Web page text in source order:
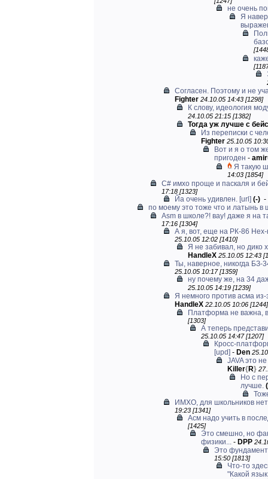
не очень
Я
Согласен. Поэтому и не
Fighter 24.10.05 14:43 [1298]
К слову, идеология
24.10.05 21:15 [1382]
Тогда уж лучше с
Из переписки с
Fighter 25.10.05
Вот и я о том
пригоден -
Я такую
14:03 [1854]
C# имхо проще и паскаля и
17:18 [1323]
Йа очень удивлен. [url] (-) -
по моему это тоже что и латынь в
Asm в школе?! вау! даже я на
17:16 [1304]
А я, вот, еще на РК-86
25.10.05 12:02 [1410]
Я не забивал, но дико
HandleX 25.10.05 12:43
Ты, наверное, никогда БЗ-
25.10.05 10:17 [1359]
ну почему же, на 34
25.10.05 14:19 [1239]
Я немного против асма из-
HandleX 22.10.05 10:06 [1244]
Платформа не важна,
[1303]
А теперь
25.10.05 14:47 [1207]
Кросс-
[upd] - Den
JAVA это
Killer{R}
Но с
лучше.
ИМХО, для школьников
19:23 [1341]
Асм надо учить в
[1425]
Это смешно, но
физики... - DPP
Это
15:50 [1813]
Что-то
"Какой